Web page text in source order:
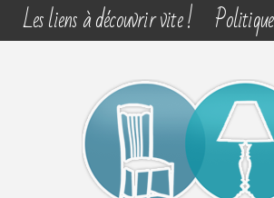
Les liens à découvrir vite !